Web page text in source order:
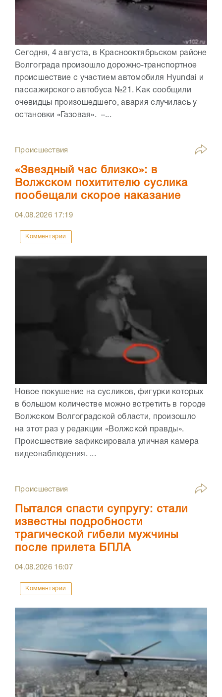
Сегодня, 4 августа, в Краснооктябрьском районе
Волгограда произошло дорожно-транспортное
происшествие с участием автомобиля Hyundai и
пассажирского автобуса №21. Как сообщили
очевидцы произошедшего, авария случилась у
остановки «Газовая». –...
Происшествия
«Звездный час близко»: в
Волжском похитителю суслика
пообещали скорое наказание
04.08.2026 17:19
Комментарии
Новое покушение на сусликов, фигурки которых
в большом количестве можно встретить в городе
Волжском Волгоградской области, произошло
на этот раз у редакции «Волжской правды».
Происшествие зафиксировала уличная камера
видеонаблюдения. ...
Происшествия
Пытался спасти супругу: стали
известны подробности
трагической гибели мужчины
после прилета БПЛА
04.08.2026 16:07
Комментарии